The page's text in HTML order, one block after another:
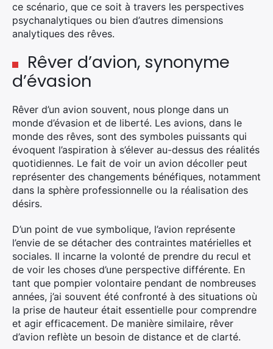
ce scénario, que ce soit à travers les perspectives
psychanalytiques ou bien d’autres dimensions
analytiques des rêves.
Rêver d’avion, synonyme
d’évasion
Rêver d’un avion souvent, nous plonge dans un
monde d’évasion et de liberté. Les avions, dans le
monde des rêves, sont des symboles puissants qui
évoquent l’aspiration à s’élever au-dessus des réalités
quotidiennes. Le fait de voir un avion décoller peut
représenter des changements bénéfiques, notamment
dans la sphère professionnelle ou la réalisation des
désirs.
D’un point de vue symbolique, l’avion représente
l’envie de se détacher des contraintes matérielles et
sociales. Il incarne la volonté de prendre du recul et
de voir les choses d’une perspective différente. En
tant que pompier volontaire pendant de nombreuses
années, j’ai souvent été confronté à des situations où
la prise de hauteur était essentielle pour comprendre
et agir efficacement. De manière similaire, rêver
d’avion reflète un besoin de distance et de clarté.